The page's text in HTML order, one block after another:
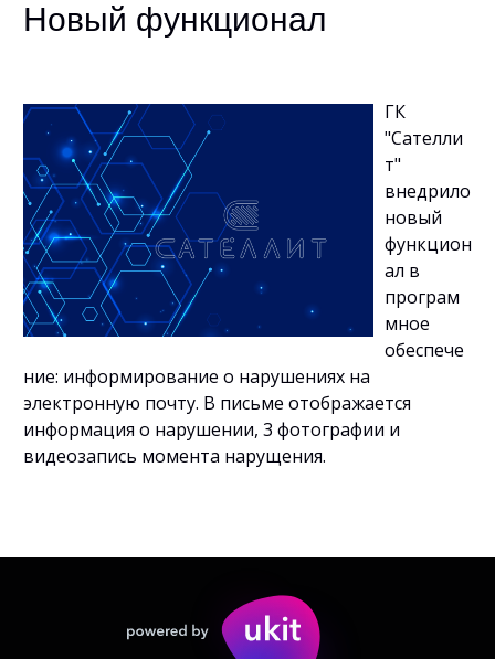
Новый функционал
ГК
"Сателли
т"
внедрило
новый
функцион
ал в
програм
мное
обеспече
ние: информирование о нарушениях на
электронную почту. В письме отображается
информация о нарушении, 3 фотографии и
видеозапись момента нарущения.